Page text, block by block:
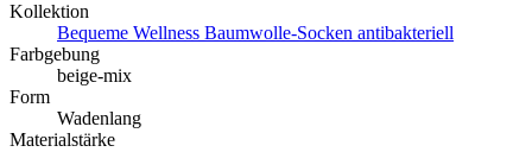
Kollektion
Bequeme Wellness Baumwolle-Socken antibakteriell
Farbgebung
beige-mix
Form
Wadenlang
Materialstärke